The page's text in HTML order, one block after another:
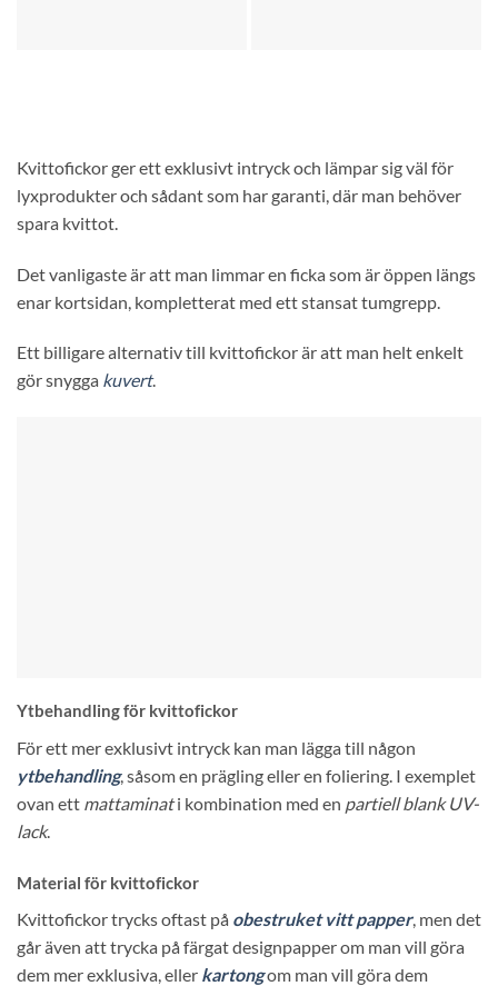
Kvittofickor ger ett exklusivt intryck och lämpar sig väl för
lyxprodukter och sådant som har garanti, där man behöver
spara kvittot.
Det vanligaste är att man limmar en ficka som är öppen längs
enar kortsidan, kompletterat med ett stansat tumgrepp.
Ett billigare alternativ till kvittofickor är att man helt enkelt
gör snygga kuvert.
Ytbehandling för kvittofickor
För ett mer exklusivt intryck kan man lägga till någon
ytbehandling, såsom en prägling eller en foliering. I exemplet
ovan ett mattaminati kombination med en partiell blank UV-
lack.
Material för kvittofickor
Kvittofickor trycks oftast på obestruket vitt papper, men det
går även att trycka på färgat designpapper om man vill göra
dem mer exklusiva, eller kartongom man vill göra dem